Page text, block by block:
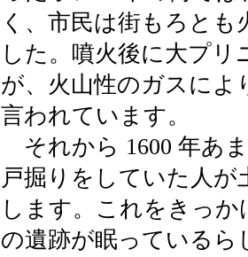
く、市民は街もろと
した。噴火後に大プ
が、火山性のガスによ
言われています。
それから 1600 年あ
戸掘りをしていた人
します。これをきっ
の遺跡が眠っている